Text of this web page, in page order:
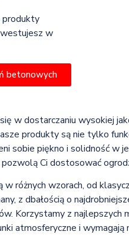
produkty
w
betonowych
w dostarczaniu wysokiej
produkty są nie tylko
sobie piękno i solidność w
Ci dostosować
różnych wzorach, od
z dbałością o
Korzystamy z najlepszych
atmosferyczne i wymagają